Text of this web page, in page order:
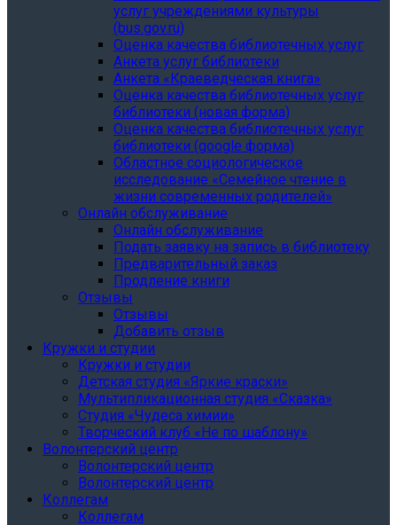
услуг учреждениями культуры
(bus.gov.ru)
Оценка качества библиотечных услуг
Анкета услуг библиотеки
Анкета «Краеведческая книга»
Oценка качества библиотечных услуг
библиотеки (новая форма)
Oценка качества библиотечных услуг
библиотеки (google форма)
Областное социологическое
исследование «Семейное чтение в
жизни современных родителей»
Онлайн обслуживание
Онлайн обслуживание
Подать заявку на запись в библиотеку
Предварительный заказ
Продление книги
Отзывы
Отзывы
Добавить отзыв
Кружки и студии
Кружки и студии
Детская студия «Яркие краски»
Мультипликационная студия «Сказка»
Студия «Чудеса химии»
Творческий клуб «Не по шаблону»
Волонтерский центр
Волонтерский центр
Волонтерский центр
Коллегам
Коллегам